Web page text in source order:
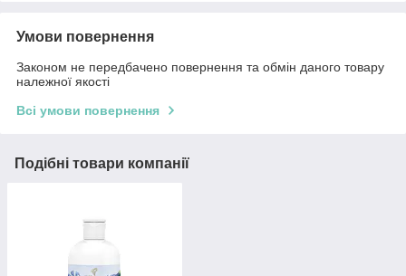
Умови повернення
Законом не передбачено повернення та обмін даного товару
належної якості
Всі умови повернення
Подібні товари компанії